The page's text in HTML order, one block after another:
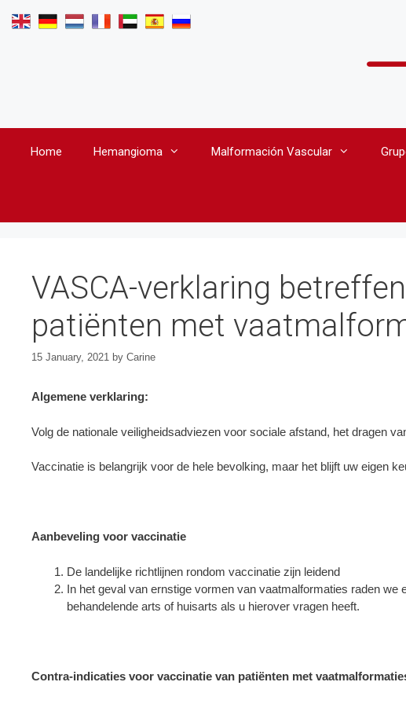
Home Hemangioma Malformación Vascular
VASCA-verklaring
patiënten met
15 January, 2021 by Carine
Algemene verklaring:
Volg de nationale veiligheidsadviezen voor sociale afstand, het dragen
Vaccinatie is belangrijk voor de hele bevolking, maar het blijft uw eigen
Aanbeveling voor vaccinatie
De landelijke richtlijnen rondom vaccinatie zijn leidend
In het geval van ernstige vormen van vaatmalformaties raden
behandelende arts of huisarts als u hierover vragen heeft.
Contra-indicaties voor vaccinatie van patiënten met